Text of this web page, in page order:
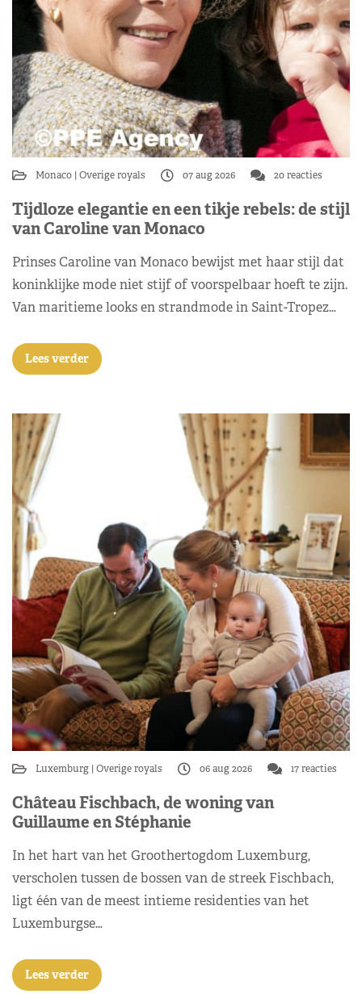
Monaco Overige royals 07 aug 2026 20 reacties
Tijdloze elegantie en een tikje rebels: de stijl
van Caroline van Monaco
Prinses Caroline van Monaco bewijst met haar stijl dat
koninklijke mode niet stijf of voorspelbaar hoeft te zijn.
Van maritieme looks en strandmode in Saint-Tropez…
Lees verder
Luxemburg Overige royals 06 aug 2026 17 reacties
Château Fischbach, de woning van
Guillaume en Stéphanie
In het hart van het Groothertogdom Luxemburg,
verscholen tussen de bossen van de streek Fischbach,
ligt één van de meest intieme residenties van het
Luxemburgse…
Lees verder